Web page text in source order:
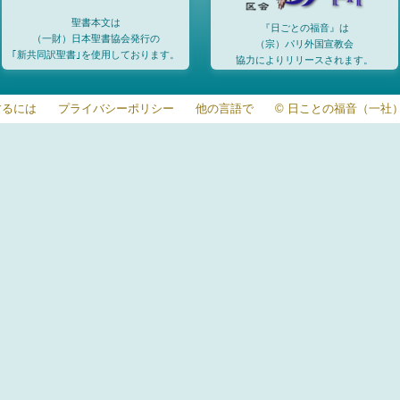
聖書本文は
（一財）日本聖書協会発行の
｢新共同訳聖書｣を使用しております。
『日ごとの福音』は
（宗）パリ外国宣教会
協力によりリリースされます。
には プライバシーポリシー 他の言語で © 日ことの福音（一社